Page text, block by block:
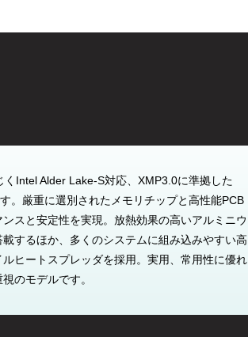
くIntel Alder Lake-S対応、XMP3.0に準拠した
。厳重に選別されたメモリチップと高性能PCB
スと安定性を実現。放熱効果の高いアルミニウ
するほか、多くのシステムに組み込みやすい高
ヒートスプレッダを採用。実用、常用性に優れ
のモデルです。